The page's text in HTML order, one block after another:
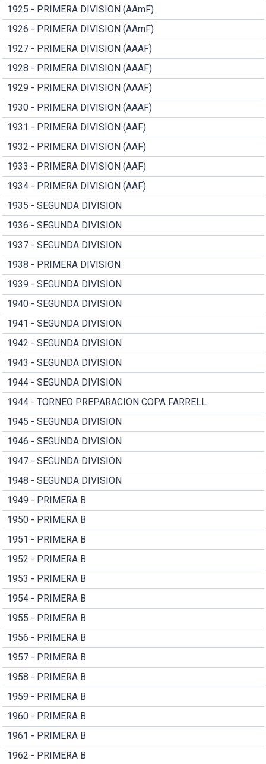
1925 - PRIMERA DIVISION (AAmF)
1926 - PRIMERA DIVISION (AAmF)
1927 - PRIMERA DIVISION (AAAF)
1928 - PRIMERA DIVISION (AAAF)
1929 - PRIMERA DIVISION (AAAF)
1930 - PRIMERA DIVISION (AAAF)
1931 - PRIMERA DIVISION (AAF)
1932 - PRIMERA DIVISION (AAF)
1933 - PRIMERA DIVISION (AAF)
1934 - PRIMERA DIVISION (AAF)
1935 - SEGUNDA DIVISION
1936 - SEGUNDA DIVISION
1937 - SEGUNDA DIVISION
1938 - PRIMERA DIVISION
1939 - SEGUNDA DIVISION
1940 - SEGUNDA DIVISION
1941 - SEGUNDA DIVISION
1942 - SEGUNDA DIVISION
1943 - SEGUNDA DIVISION
1944 - SEGUNDA DIVISION
1944 - TORNEO PREPARACION COPA FARRELL
1945 - SEGUNDA DIVISION
1946 - SEGUNDA DIVISION
1947 - SEGUNDA DIVISION
1948 - SEGUNDA DIVISION
1949 - PRIMERA B
1950 - PRIMERA B
1951 - PRIMERA B
1952 - PRIMERA B
1953 - PRIMERA B
1954 - PRIMERA B
1955 - PRIMERA B
1956 - PRIMERA B
1957 - PRIMERA B
1958 - PRIMERA B
1959 - PRIMERA B
1960 - PRIMERA B
1961 - PRIMERA B
1962 - PRIMERA B